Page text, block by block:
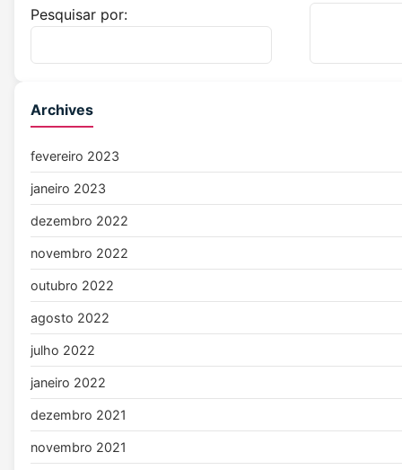
Pesquisar por:
Archives
fevereiro 2023
janeiro 2023
dezembro 2022
novembro 2022
outubro 2022
agosto 2022
julho 2022
janeiro 2022
dezembro 2021
novembro 2021